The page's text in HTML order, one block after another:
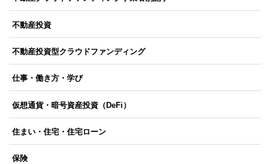
不動産投資
不動産投資型クラウドファンディング
仕事・働き方・学び
仮想通貨・暗号資産投資（DeFi）
住まい・住宅・住宅ローン
保険